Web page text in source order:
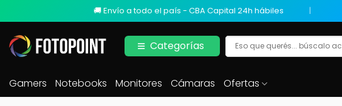
🚚 Envío a todo el país - CBA Capital 24h hábiles
Categorías
Gamers Notebooks Monitores Cámaras Ofertas